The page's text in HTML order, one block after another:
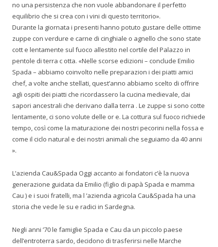
no una persistenza che non vuole abbandonare il perfetto
equilibrio che si crea con i vini di questo territorio».
Durante la giornata i presenti hanno potuto gustare delle ottime
zuppe con verdure e carne di cinghiale o agnello che sono state
cott e lentamente sul fuoco allestito nel cortile del Palazzo in
pentole di terra c otta. «Nelle scorse edizioni – conclude Emilio
Spada – abbiamo coinvolto nelle preparazion i dei piatti amici
chef, a volte anche stellati, quest’anno abbiamo scelto di offrire
agli ospiti dei piatti che ricordassero la cucina medievale, dai
sapori ancestrali che derivano dalla terra . Le zuppe si sono cotte
lentamente, ci sono volute delle or e. La cottura sul fuoco richiede
tempo, così come la maturazione dei nostri pecorini nella fossa e
come il ciclo natural e dei nostri animali che seguiamo da 40 anni
».
L’azienda Cau&Spada Oggi accanto ai fondatori c’è la nuova
generazione guidata da Emilio (figlio di papà Spada e mamma
Cau ) e i suoi fratelli, ma l ’azienda agricola Cau&Spada ha una
storia che vede le su e radici in Sardegna.
Negli anni ’70 le famiglie Spada e Cau da un piccolo paese
dell’entroterra sardo, decidono di trasferirsi nelle Marche